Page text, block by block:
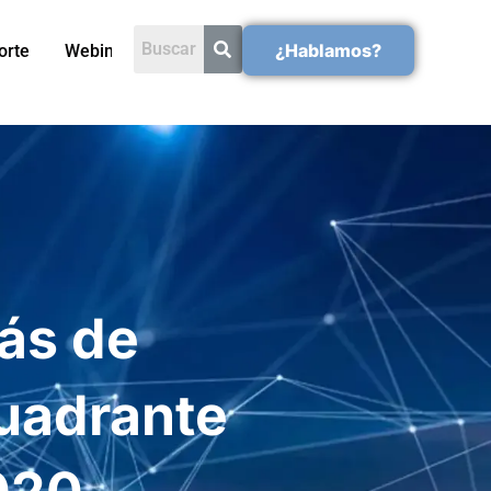
Webinars ¿Hablamos?
de